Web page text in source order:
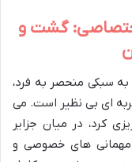
گشت و
سبکی منحصر به فرد،
ای بی نظیر است. می
کرد، در میان جزایر
مهمانی های خصوصی و